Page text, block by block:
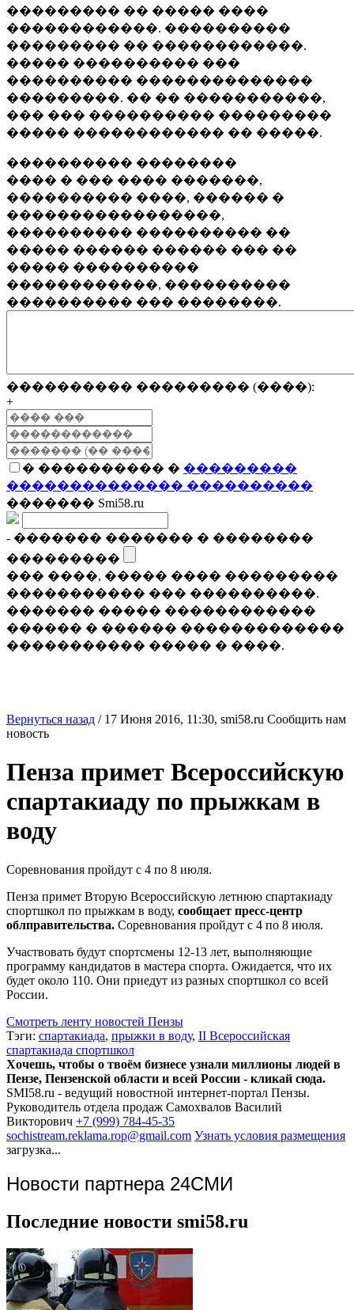
��������� �� ����� ����
������������. ����������
��������� �� ������������.
����� ���������� ���
���������� ��������������
���������. �� �� �����������,
��� ��� ���������� ���������
����� ������������ �� �����.
���������� ��������
���� � ��� ���� �������,
���������� ����, ������ �
�����������������,
���������� ���������� ��
����� ������ ������ ��� ��
����� ����������
������������, ����������
���������� ��� ��������.
���������� ��������� (����):
+
� ���������� � ���������
�������������� ����������
������� Smi58.ru
- ������� ������� � ��������
���������
��� ����, ����� ���� ���������
����������� ��� ����������.
������� ����� ������������
������ � ������ �������������
����������� ����� � ����.
Вернуться назад / 17 Июня 2016, 11:30, smi58.ru Сообщить нам
новость
Пенза примет Всероссийскую
спартакиаду по прыжкам в
воду
Соревнования пройдут с 4 по 8 июля.
Пенза примет Вторую Всероссийскую летнюю спартакиаду
спортшкол по прыжкам в воду, сообщает пресс-центр
облправительства. Соревнования пройдут с 4 по 8 июля.
Участвовать будут спортсмены 12-13 лет, выполняющие
программу кандидатов в мастера спорта. Ожидается, что их
будет около 110. Они приедут из разных спортшкол со всей
России.
Смотреть ленту новостей Пензы
Тэги: спартакиада, прыжки в воду, II Всероссийская
спартакиада спортшкол
Хочешь, чтобы о твоём бизнесе узнали миллионы людей в
Пензе, Пензенской области и всей России - кликай сюда.
SMI58.ru - ведущий новостной интернет-портал Пензы.
Руководитель отдела продаж Самохвалов Василий
Викторович +7 (999) 784-45-35
sochistream.reklama.rop@gmail.com Узнать условия размещения
загрузка...
Новости партнера 24СМИ
Последние новости smi58.ru